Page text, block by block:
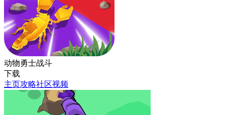
动物勇士战斗
下载
主页攻略社区视频